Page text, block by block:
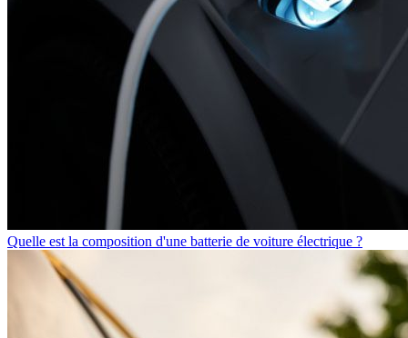
Quelle est la composition d'une batterie de voiture électrique ?